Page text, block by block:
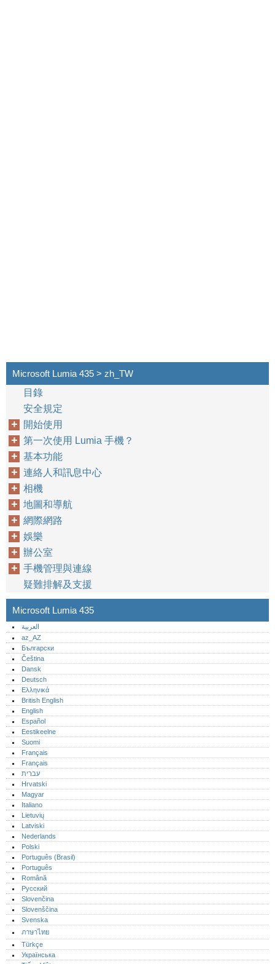
Microsoft Lumia 435 > zh_TW
目錄
安全規定
開始使用
第一次使用 Lumia 手機？
基本功能
連絡人和訊息中心
相機
地圖和導航
網際網路
娛樂
辦公室
手機管理與連線
疑難排解及支援
Microsoft Lumia 435
العربية
az_AZ
Български
Čeština
Dansk
Deutsch
Ελληνικά
British English
English
Español
Eestikeelne
Suomi
Français
Français
עברית
Hrvatski
Magyar
Italiano
Lietuvių
Latviski
Nederlands
Polski
Português (Brasil)
Português‎
Română
Русский
Slovenčina
Slovenščina
Svenska
ภาษาไทย
Türkçe
Українська